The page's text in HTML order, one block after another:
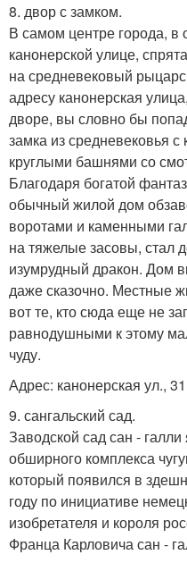
8. двор с замком.
В самом центре города, в
канонерской улице,
на средневековый
адресу канонерская
дворе, вы словно бы
замка из средневековья
круглыми башнями со
Благодаря богатой
обычный жилой дом
воротами и каменными
на тяжелые засовы, стал
изумрудный дракон. Дом
даже сказочно. Местные
вот те, кто сюда еще не
равнодушными к этому
чуду.
Адрес: канонерская ул.,
9. сангальский сад.
Заводской сад сан -
обширного комплекса
который появился в
году по инициативе
изобретателя и короля
Франца Карловича сан -